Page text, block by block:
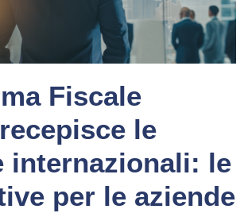
Fiscale
le
internazionali: le
per le aziende